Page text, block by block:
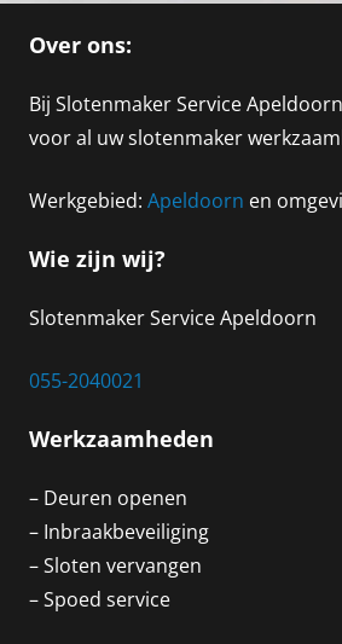
Over ons:
Bij Slotenmaker Service
voor al uw slotenmaker
Werkgebied: Apeldoorn en
Wie zijn wij?
Slotenmaker Service Apeldoorn
055-2040021
Werkzaamheden
– Deuren openen
– Inbraakbeveiliging
– Sloten vervangen
– Spoed service